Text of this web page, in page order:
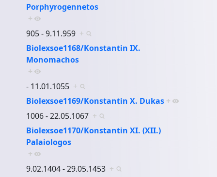
Porphyrogennetos
+
905 - 9.11.959 +
Biolexsoe1168/Konstantin IX.
Monomachos
+
- 11.01.1055 +
Biolexsoe1169/Konstantin X. Dukas +
1006 - 22.05.1067 +
Biolexsoe1170/Konstantin XI. (XII.)
Palaiologos
+
9.02.1404 - 29.05.1453 +